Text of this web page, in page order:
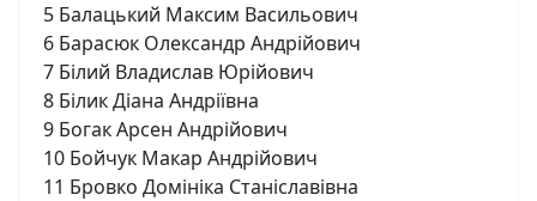
5 Балацький Максим Васильович
6 Барасюк Олександр Андрійович
7 Білий Владислав Юрійович
8 Білик Діана Андріївна
9 Богак Арсен Андрійович
10 Бойчук Макар Андрійович
11 Бровко Домініка Станіславівна